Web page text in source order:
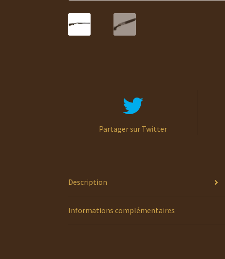
Partager sur Twitter
Description
Informations complémentaires